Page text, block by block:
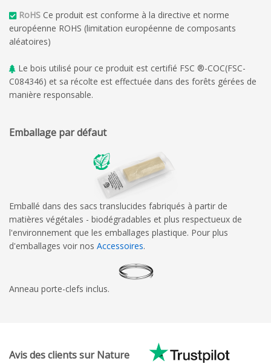
RoHS Ce produit est conforme à la directive et norme
européenne ROHS (limitation européenne de composants
aléatoires)
Le bois utilisé pour ce produit est certifié FSC ®-COC(FSC-
C084346) et sa récolte est effectuée dans des forêts gérées de
manière responsable.
Emballage par défaut
Emballé dans des sacs translucides fabriqués à partir de
matières végétales - biodégradables et plus respectueux de
l'environnement que les emballages plastique. Pour plus
d'emballages voir nos Accessoires.
Anneau porte-clefs inclus.
Avis des clients sur Nature